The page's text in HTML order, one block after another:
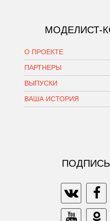
МОДЕЛИСТ-
О ПРОЕКТЕ
ПАРТНЕРЫ
ВЫПУСКИ
ВАША ИСТОРИЯ